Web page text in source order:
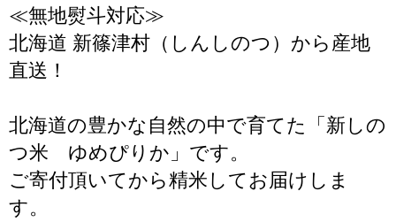
≪無地熨斗対応≫
北海道 新篠津村（しんしのつ）から産地
直送！
北海道の豊かな自然の中で育てた「新しの
つ米 ゆめぴりか」です。
ご寄付頂いてから精米してお届けしま
す。